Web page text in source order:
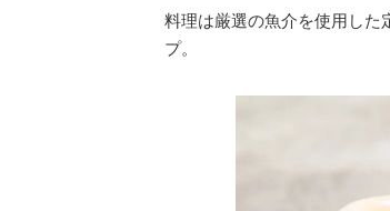
料理は厳選の魚介を使用した
プ。